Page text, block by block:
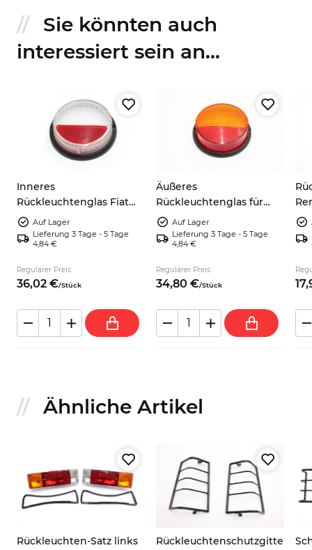
Sie könnten auch
interessiert sein an...
Inneres
Rückleuchtenglas Fiat
850 Sport Coupé 128
Rally 4181540
Auf Lager
Lieferung 3 Tage - 5 Tage
4,84 €
Regulärer Preis
36,02 €/Stück
Äußeres
Rückleuchtenglas für
Fiat 850 Sport Coupé
und 128 Rally 4180951
4206468
Auf Lager
Lieferung 3 Tage - 5 Tage
4,84 €
Regulärer Preis
34,80 €/Stück 17,
Ähnliche Artikel
Rückleuchten-Satz links
Rückleuchtenschutzgitte